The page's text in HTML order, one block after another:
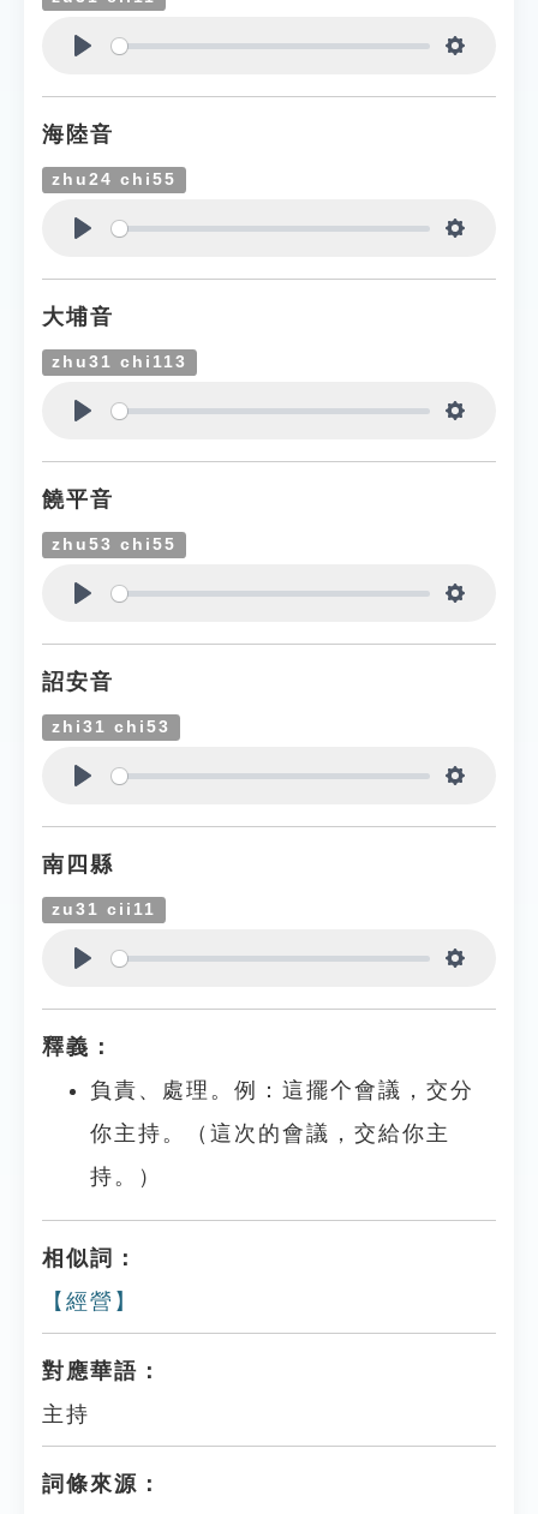
海陸音
zhu24 chi55
大埔音
zhu31 chi113
饒平音
zhu53 chi55
詔安音
zhi31 chi53
南四縣
zu31 cii11
釋義：
負責、處理。例：這擺个會議，交分
你主持。（這次的會議，交給你主
持。）
相似詞：
【經營】
對應華語：
主持
詞條來源：